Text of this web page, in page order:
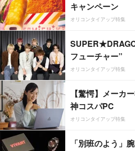
キャンペーン
オリコンタイアップ特集
フューチャー”
オリコンタイアップ特集
【驚愕】メーカ
神コスパPC
オリコンタイアップ特集
「別班のよう」